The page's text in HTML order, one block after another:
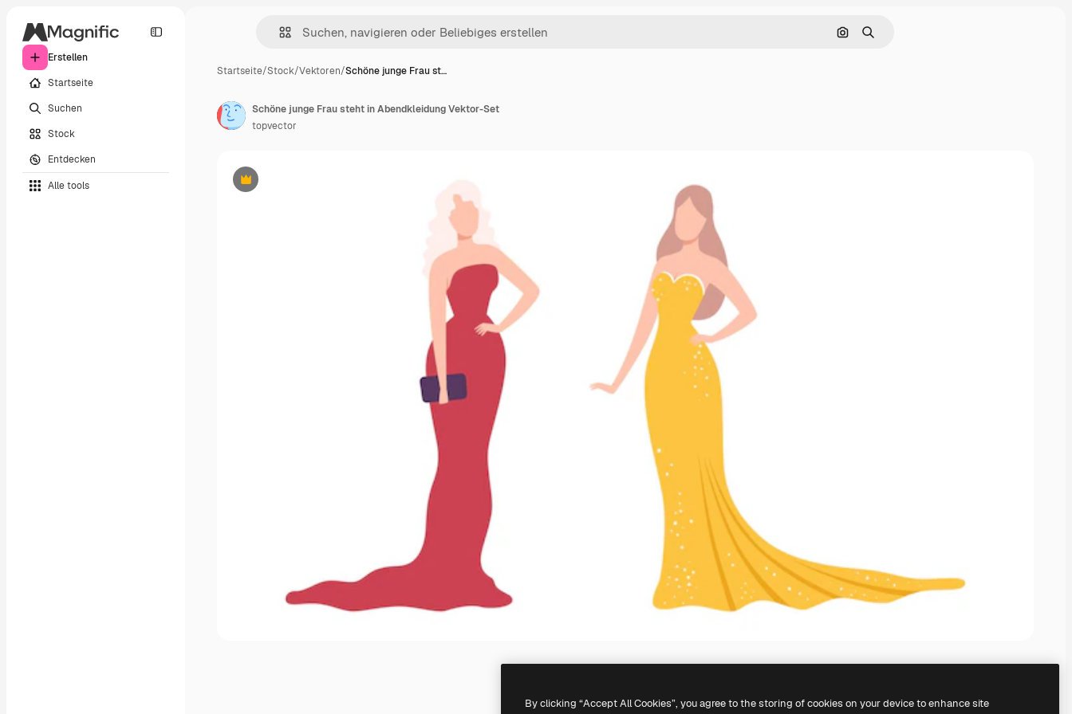
Erstellen
Startseite
Suchen
Stock
Entdecken
Alle tools
Nach Bild suchen
Suchen
Startseite/Stock/Vektoren/Schöne junge Frau st…
Premium
Schöne junge Frau steht in Abendkleidung Vektor-Set
topvector
By clicking “Accept All Cookies”, you agree to the storing of cookies on your device to enhance site